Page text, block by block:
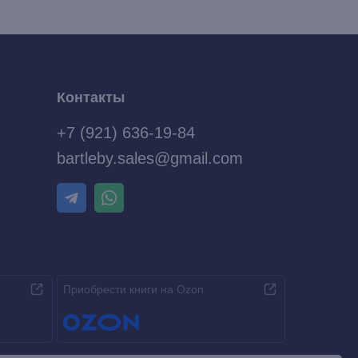
Контакты
+7 (921) 636-19-84
bartleby.sales@gmail.com
Приобрести книги на Ozon